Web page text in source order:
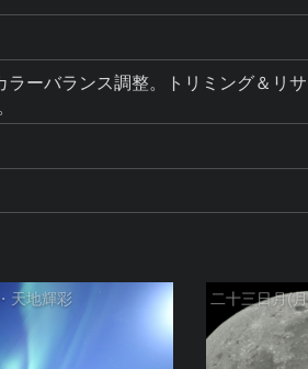
ーバランス調整。トリミング＆リサ
天地輝彩 二十三日月(